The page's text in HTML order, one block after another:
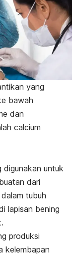
yang
bawah
dan
calcium
digunakan untuk
dari
tubuh
lapisan bening
produksi
kelembapan